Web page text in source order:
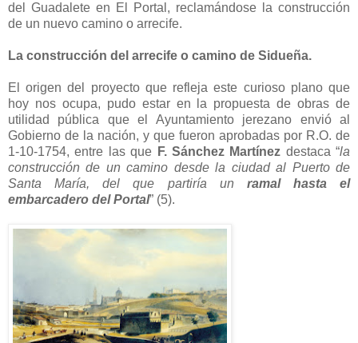
del Guadalete en El Portal, reclamándose la construcción
de un nuevo camino o arrecife.
La construcción del arrecife o camino de Sidueña.
El origen del proyecto que refleja este curioso plano que
hoy nos ocupa, pudo estar en la propuesta de obras de
utilidad pública que el Ayuntamiento jerezano envió al
Gobierno de la nación, y que fueron aprobadas por R.O. de
1-10-1754, entre las que F. Sánchez Martínez destaca “la
construcción de uncamino desde la ciudad al Puerto de
Santa María, del que partiría un ramal hasta el
embarcadero del Portal” (5).